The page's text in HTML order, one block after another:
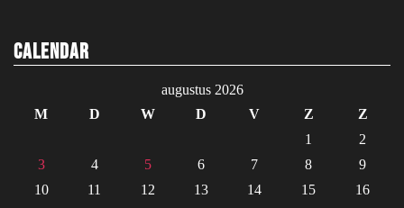
Calendar
augustus 2026
M
D W D V Z
Z
1
2
3
4 5 6 7 8
9
10
11 12 13 14 15
16